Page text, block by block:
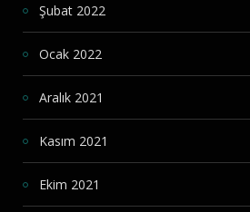
Şubat 2022
Ocak 2022
Aralık 2021
Kasım 2021
Ekim 2021